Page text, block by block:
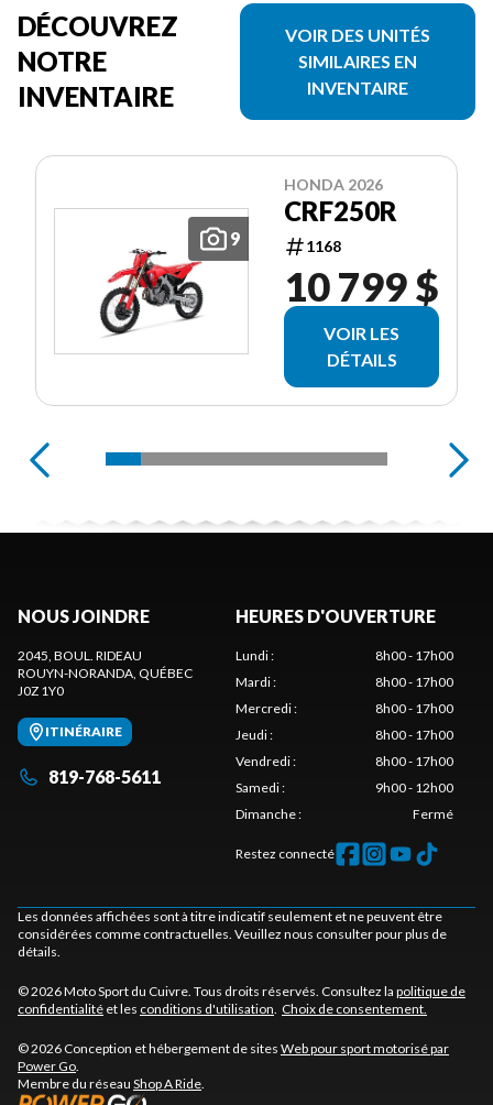
DÉCOUVREZ
NOTRE
INVENTAIRE
VOIR DES UNITÉS
SIMILAIRES EN
INVENTAIRE
9
HONDA 2026
CRF250R
1168
10 799 $
VOIR LES
DÉTAILS
NOUS JOINDRE
2045, BOUL. RIDEAU
ROUYN-NORANDA, QUÉBEC
J0Z 1Y0
ITINÉRAIRE
819-768-5611
HEURES D'OUVERTURE
Lundi:
8h00 - 17h00
Mardi:
8h00 - 17h00
Mercredi:
8h00 - 17h00
Jeudi:
8h00 - 17h00
Vendredi:
8h00 - 17h00
Samedi:
9h00 - 12h00
Dimanche: Fermé
Restez connecté
Les données affichées sont à titre indicatif seulement et ne peuvent être
considérées comme contractuelles. Veuillez nous consulter pour plus de
détails.
© 2026 Moto Sport du Cuivre. Tous droits réservés. Consultez la politique de
confidentialité et les conditions d'utilisation. Choix de consentement.
© 2026 Conception et hébergement de sites Web pour sport motorisé par
Power Go.
Membre du réseau Shop A Ride.